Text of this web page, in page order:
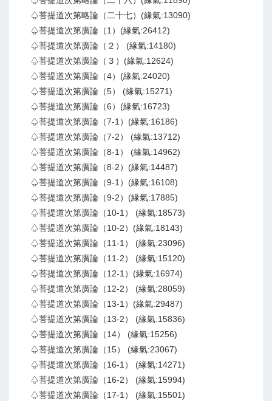
♤菩提道次第略論（二十七）(緣氣:13090)
♤菩提道次第廣論（1）(緣氣:26412)
♤菩提道次第廣論（２） (緣氣:14180)
♤菩提道次第廣論（３）(緣氣:12624)
♤菩提道次第廣論（4）(緣氣:24020)
♤菩提道次第廣論（5） (緣氣:15271)
♤菩提道次第廣論（6）(緣氣:16723)
♤菩提道次第廣論（7-1）(緣氣:16186)
♤菩提道次第廣論（7-2） (緣氣:13712)
♤菩提道次第廣論（8-1） (緣氣:14962)
♤菩提道次第廣論（8-2）(緣氣:14487)
♤菩提道次第廣論（9-1）(緣氣:16108)
♤菩提道次第廣論（9-2）(緣氣:17885)
♤菩提道次第廣論（10-1） (緣氣:18573)
♤菩提道次第廣論（10-2）(緣氣:18143)
♤菩提道次第廣論（11-1） (緣氣:23096)
♤菩提道次第廣論（11-2） (緣氣:15120)
♤菩提道次第廣論（12-1）(緣氣:16974)
♤菩提道次第廣論（12-2） (緣氣:28059)
♤菩提道次第廣論（13-1）(緣氣:29487)
♤菩提道次第廣論（13-2） (緣氣:15836)
♤菩提道次第廣論（14） (緣氣:15256)
♤菩提道次第廣論（15） (緣氣:23067)
♤菩提道次第廣論（16-1） (緣氣:14271)
♤菩提道次第廣論（16-2） (緣氣:15994)
♤菩提道次第廣論（17-1） (緣氣:15501)